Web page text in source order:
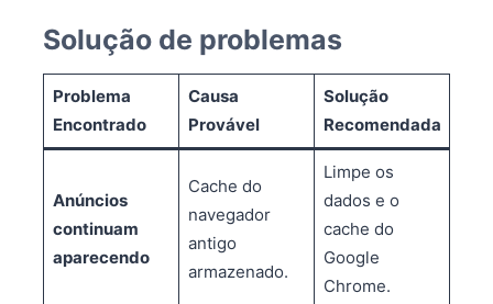
Solução de problemas
Problema
Encontrado
Causa
Provável
Solução
Recomendada
Anúncios
continuam
aparecendo
Cache do
navegador
antigo
armazenado.
Limpe os
dados e o
cache do
Google
Chrome.